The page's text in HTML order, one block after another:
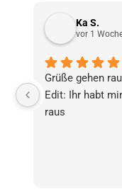
Ka S.
vor 1
Grüße gehen
Edit: Ihr habt
raus